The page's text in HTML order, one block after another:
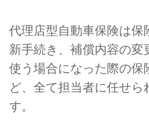
代理店型自動車保険は保
新手続き、補償内容の変
使う場合になった際の保
ど、全て担当者に任せ
す。